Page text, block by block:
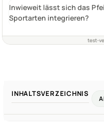
Inwieweit lässt sich das
Sportarten integrieren?
test-
INHALTSVERZEICHNIS